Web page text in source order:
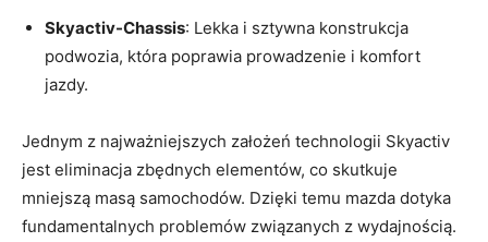
Skyactiv-Chassis: Lekka ⁤i⁣ sztywna konstrukcja‍
podwozia, która poprawia⁤ prowadzenie i komfort
jazdy.
Jednym z najważniejszych założeń technologii Skyactiv‌
jest eliminacja ​zbędnych elementów, co skutkuje ​
mniejszą masą samochodów. Dzięki ​temu mazda dotyka⁤
fundamentalnych problemów ‍związanych‌ z wydajnością.‌